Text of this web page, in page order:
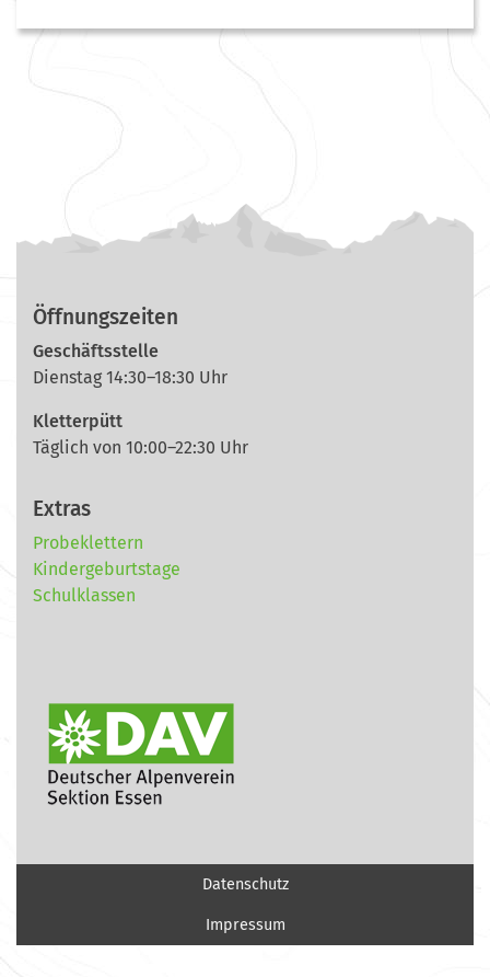
Öffnungszeiten
Geschäftsstelle
Dienstag 14:30–18:30 Uhr
Kletterpütt
Täglich von 10:00–22:30 Uhr
Extras
Probeklettern
Kindergeburtstage
Schulklassen
Datenschutz
Impressum